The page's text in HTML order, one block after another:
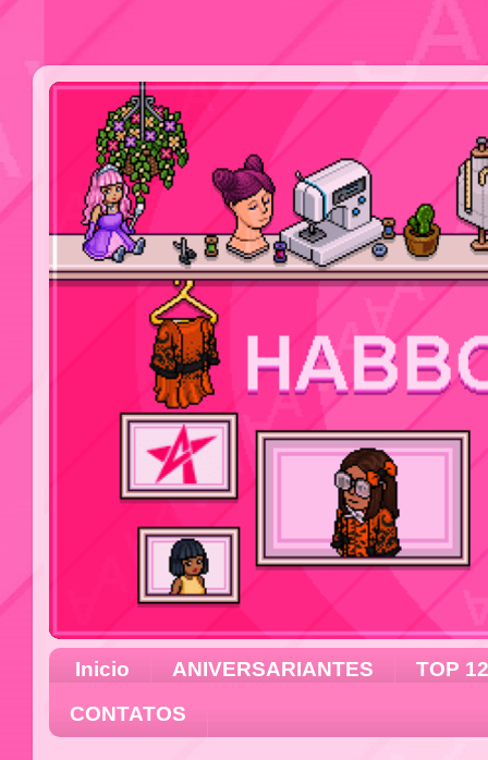
Inicio ANIVERSARIANTES
TOP 12
CONTATOS